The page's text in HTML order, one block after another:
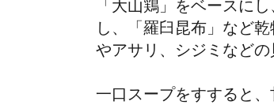
「大山鶏」をベースに
し、「羅臼昆布」など
やアサリ、シジミなどの
一口スープをすすると